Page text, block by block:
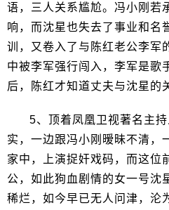
语，三人关系尴尬。冯小刚若
响，而沈星也失去了事业和名
训，又卷入了与陈红老公李军
中被李军强行闯入，李军是歌
后，陈红才知道丈夫与沈星的
5、顶着凤凰卫视著名主
实，一边跟冯小刚暧昧不清，
家中，上演捉奸戏码，而这位
公，如此狗血剧情的女一号沈
稀烂，如今早已无人问津，沦